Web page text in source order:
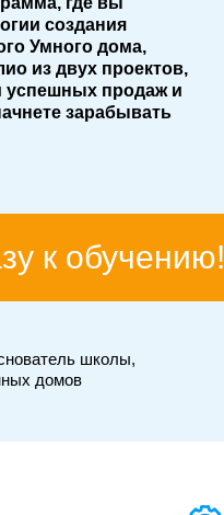
создания
Умного дома,
из двух проектов,
успешных продаж и
зарабывать
к обучению!
школы,
домов